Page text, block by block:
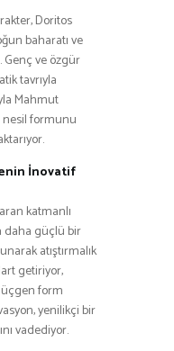
Doritos
baharatı ve
Genç ve özgür
tavrıyla
Mahmut
nesil formunu
İnovatif
katmanlı
daha güçlü bir
atıştırmalık
getiriyor,
form
yenilikçi bir
vadediyor.